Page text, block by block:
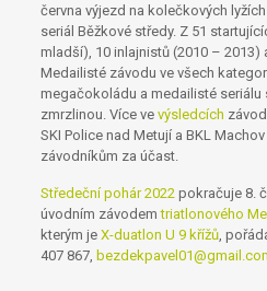
června výjezd na kolečkových
seriál Běžkové středy. Z 51
mladší), 10 inlajnistů (2010 – 2013)
Medailisté závodu ve všech
megačokoládu a medailisté seriálu
zmrzlinou. Více ve výsledcích
SKI Police nad Metují a BKL
závodníkům za účast.
Středeční pohár 2022 pokračuje 8.
úvodním závodemtriatlonového
kterým je X-duatlon U 9 křížů,
407 867,